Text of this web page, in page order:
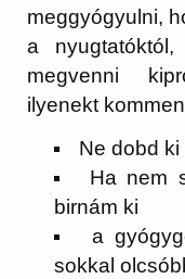
meggyógyulni,
a
megvenni
ilyenekt
Ne dobd
Ha nem
birnám ki
a
sokkal